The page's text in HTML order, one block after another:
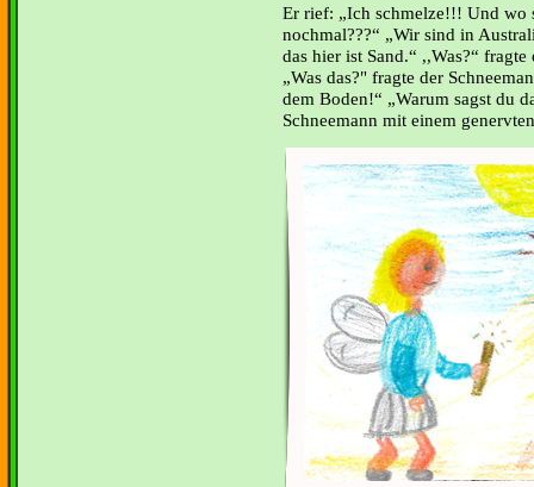
Er rief: „Ich schmelze!!! Und wo
nochmal???“ „Wir sind in
das hier ist Sand.“ ,,Was?“
Was das?" fragte der
dem Boden!“ „Warum sagst du
Schneemann mit einem